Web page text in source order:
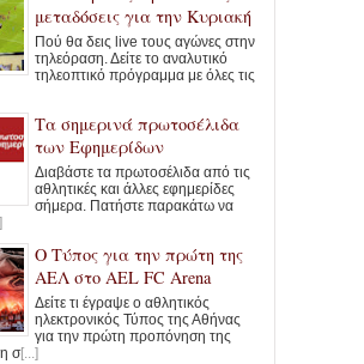
μεταδόσεις για την Κυριακή
Πού θα δεις live τους αγώνες στην
τηλεόραση. Δείτε το αναλυτικό
τηλεοπτικό πρόγραμμα με όλες τις
Τα σημερινά πρωτοσέλιδα
των Εφημερίδων
Διαβάστε τα πρωτοσέλιδα από τις
αθλητικές και άλλες εφημερίδες
σήμερα. Πατήστε παρακάτω να
Ο Τύπος για την πρώτη της
ΑΕΛ στο AEL FC Arena
Δείτε τι έγραψε ο αθλητικός
ηλεκτρονικός Τύπος της Αθήνας
για την πρώτη προπόνηση της
σ[...]